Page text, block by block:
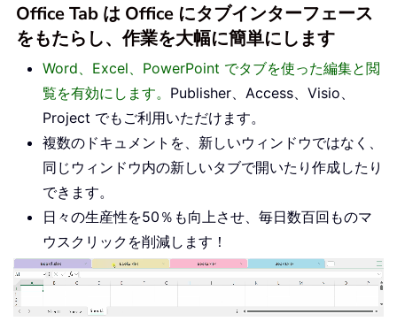
Office Tab は Office にタブインターフェース
をもたらし、作業を大幅に簡単にします
Word、Excel、PowerPoint でタブを使った編集と閲
覧を有効にします。 Publisher、Access、Visio、
Project でもご利用いただけます。
複数のドキュメントを、新しいウィンドウではなく、
同じウィンドウ内の新しいタブで開いたり作成したり
できます。
日々の生産性を50％も向上させ、毎日数百回ものマ
ウスクリックを削減します！